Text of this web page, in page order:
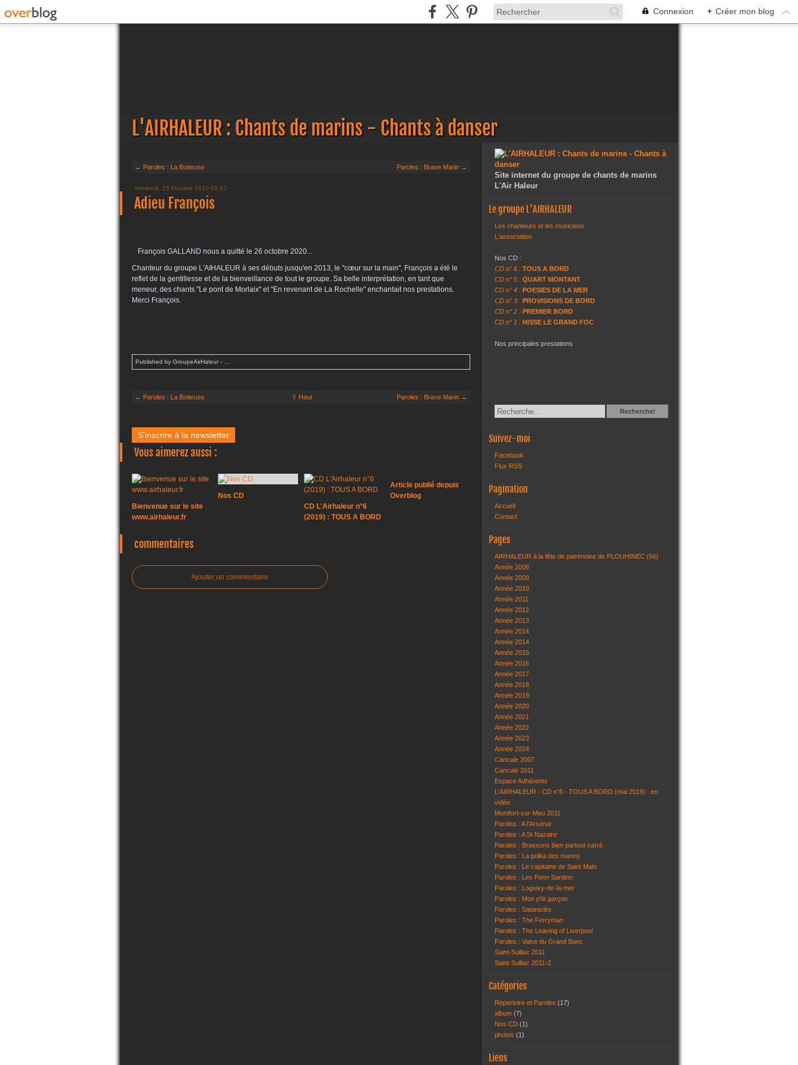
Connexion + Créer mon blog
L'AIRHALEUR : Chants de marins - Chants à danser
← Paroles : La Boiteuse Paroles : Brave Marin →
Vendredi, 15 Octobre 2010 02:10
Adieu François
François GALLAND nous a quitté le 26 octobre 2020...
Chanteur du groupe L'AIHALEUR à ses débuts jusqu'en 2013, le "cœur sur la main", François a été le
reflet de la gentillesse et de la bienveillance de tout le groupe. Sa belle interprétation, en tant que
meneur, des chants "Le pont de Morlaix" et "En revenant de La Rochelle" enchantait nos prestations.
Merci François.
Published by GroupeAirHaleur-
← Paroles : La Boiteuse ⇧ Haut Paroles : Brave Marin →
S'inscrire à la newsletter
Vous aimerez aussi :
Bienvenue sur le site
www.airhaleur.fr
Nos CD
CD L'Airhaleur n°6
(2019) : TOUS A BORD
Article publié depuis
Overblog
commentaires
Ajouter un commentaire
Site internet du groupe de chants de marins
L'Air Haleur
Le groupe L'AIRHALEUR
Les chanteurs et les musiciens
L'association
Nos CD :
CD n° 6 : TOUS A BORD
CD n° 5 : QUART MONTANT
CD n° 4 : POESIES DE LA MER
CD n° 3: PROVISIONS DE BORD
CD n° 2 : PREMIER BORD
CD n° 1 : HISSE LE GRAND FOC
Nos principales prestations
RechercheRecherche!
Suivez-moi
Facebook
Flux RSS
Pagination
Accueil
Contact
Pages
AIRHALEUR à la fête de patrimoine de PLOUHINEC (56)
Année 2008
Année 2009
Année 2010
Année 2011
Année 2012
Année 2013
Année 2014
Année 2014
Année 2015
Année 2016
Année 2017
Année 2018
Année 2019
Année 2020
Année 2021
Année 2022
Année 2023
Année 2024
Cancale 2007
Cancale 2011
Espace Adhérents
L'AIRHALEUR - CD n°6 - TOUS A BORD (mai 2019) : en
vidéo
Montfort-sur-Meu 2011
Paroles : A l'Arsenal
Paroles : A St Nazaire
Paroles : Brassons bien partout carré
Paroles : La polka des marins
Paroles : Le capitaine de Saint Malo
Paroles : Les Penn Sardinn
Paroles : Loguivy-de-la-mer
Paroles : Mon p'tit garçon
Paroles : Sataniclès
Paroles : The Ferryman
Paroles : The Leaving of Liverpool
Paroles : Valse du Grand Banc
Saint-Sulliac 2011
Saint-Sulliac 2011-2
Catégories
Répertoire et Paroles (17)
album (7)
Nos CD (1)
photos (1)
Liens